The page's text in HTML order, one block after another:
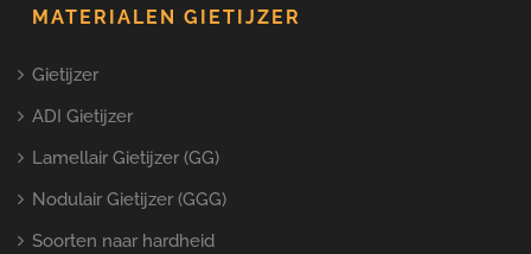
MATERIALEN GIETIJZER
Gietijzer
ADI Gietijzer
Lamellair Gietijzer (GG)
Nodulair Gietijzer (GGG)
Soorten naar hardheid